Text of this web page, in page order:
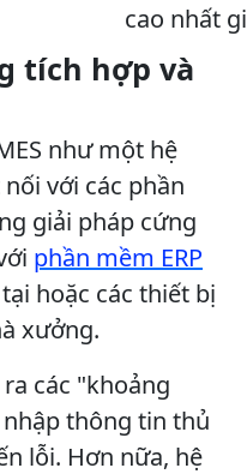
cao nhất
tích hợp và
như một hệ
với các phần
giải pháp cứng
phần mềm ERP
hoặc các thiết bị
xưởng.
ra các "khoảng
thông tin thủ
lỗi. Hơn nữa, hệ